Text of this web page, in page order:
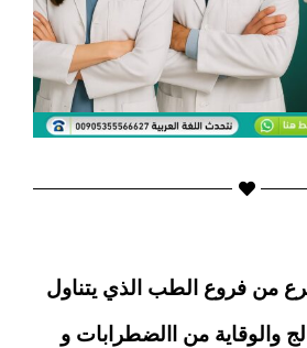
من فروع الطب الذي يتناول
والوقاية من االضطرابات و